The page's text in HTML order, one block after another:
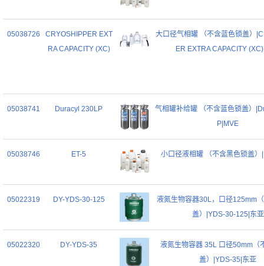
05038726
CRYOSHIPPER EXT
RA CAPACITY (XC)
大口径气相罐 （不含蓝色锁盖）
ER EXTRA CAPACITY
05038741 Duracyl 230LP
气相罐补给罐 （不含蓝色锁盖）
P|MVE
05038746 ET-5 小口径液相罐 （不含黑色锁盖）
05022319 DY-YDS-30-125
液氮生物容器30L，口径125mm
盖）|YDS-30-125|东亚
05022320 DY-YDS-35
液氮生物容器 35L 口径50mm（
盖）|YDS-35|东亚